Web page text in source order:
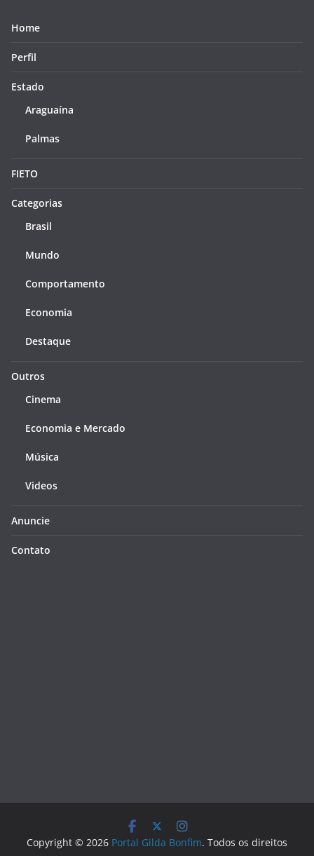
Home
Perfil
Estado
Araguaína
Palmas
FIETO
Categorias
Brasil
Mundo
Comportamento
Economia
Destaque
Outros
Cinema
Economia e Mercado
Música
Videos
Anuncie
Contato
Copyright © 2026 Portal Gilda Bonfim. Todos os direitos